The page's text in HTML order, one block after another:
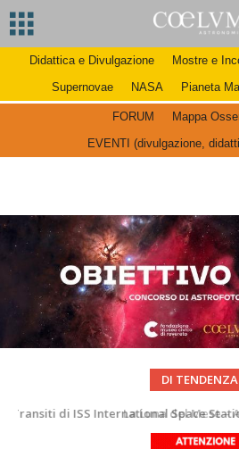
Didattica e Divulgazione Mostre e
Supernovae
NASA Pianeta
FORUM
Mappa
EVENTI (divulgazione,
DI TENDENZA
La Luna del Mese –
Le costellazioni di